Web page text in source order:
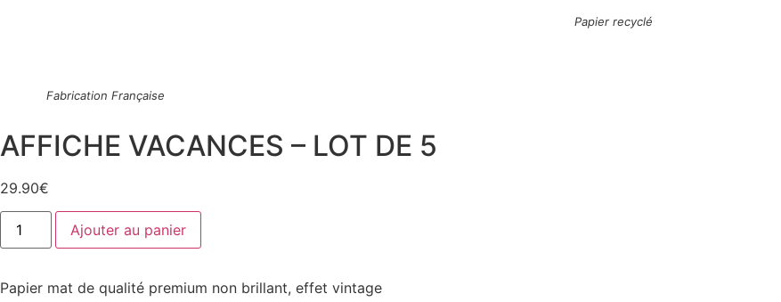
Papier recyclé
Fabrication Française
AFFICHE VACANCES – LOT DE 5
29.90€
quantité
AFFICHE
LOT
Ajouter au panier
Papier mat de qualité premium non brillant, effet vintage